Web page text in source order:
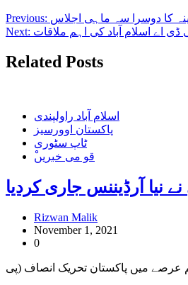
Previous: کا دوسرا سہ ماہی اجلاس
Next: اے اسلام آباد کی اہم ملاقات
Related Posts
اسلام آباد راولپندی
پاکستان اوورسیز
ٹاپ سٹوری
ْقو می خبریں
نیا آرڈیننس جاری کردیا
Rizwan Malik
November 1, 2021
0